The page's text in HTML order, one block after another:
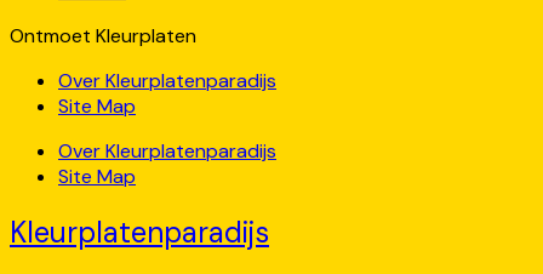
Ontmoet Kleurplaten
Over Kleurplatenparadijs
Site Map
Over Kleurplatenparadijs
Site Map
Kleurplatenparadijs